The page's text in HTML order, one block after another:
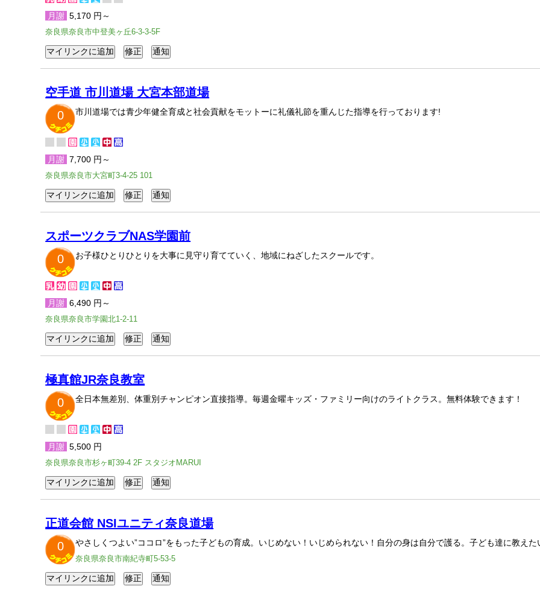
月謝 5,170 円～
奈良県奈良市中登美ヶ丘6-3-3-5F
空手道 市川道場 大宮本部道場
0
市川道場では青少年健全育成と社会貢献をモットーに礼儀礼節を重んじた指導を行っております!
月謝 7,700 円～
奈良県奈良市大宮町3-4-25 101
スポーツクラブNAS学園前
0
お子様ひとりひとりを大事に見守り育てていく、地域にねざしたスクールです。
月謝 6,490 円～
奈良県奈良市学園北1-2-11
極真館JR奈良教室
0
全日本無差別、体重別チャンピオン直接指導。毎週金曜キッズ・ファミリー向けのライトクラス。無料体験できます！
月謝 5,500 円
奈良県奈良市杉ヶ町39-4 2F スタジオMARUI
正道会館 NSIユニティ奈良道場
0
やさしくつよい”ココロ”をもった子どもの育成。いじめない！いじめられない！自分の身は自分で護る。子ども達に教えた
奈良県奈良市南紀寺町5-53-5